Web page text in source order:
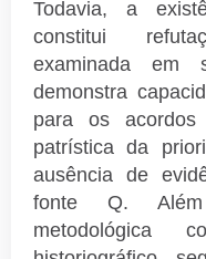
Todavia, a
constitui
examinada em
demonstra
para os
patrística da
ausência de
fonte Q.
metodológica